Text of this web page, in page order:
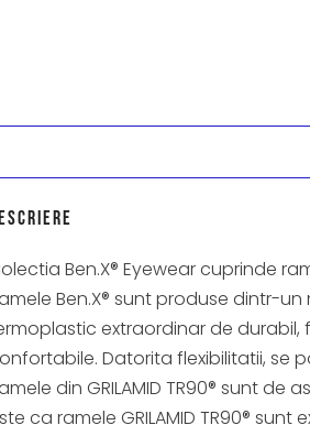
Ben.X® Eyewear cuprinde
Ben.X® sunt produse dintr-un
extraordinar de durabil,
Datorita flexibilitatii, se
din GRILAMID TR90® sunt
ca ramele GRILAMID TR90®